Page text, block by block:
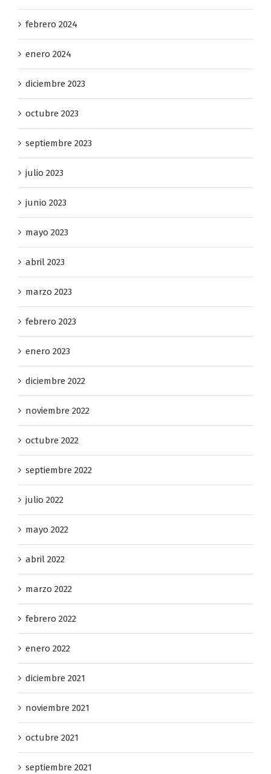
febrero 2024
enero 2024
diciembre 2023
octubre 2023
septiembre 2023
julio 2023
junio 2023
mayo 2023
abril 2023
marzo 2023
febrero 2023
enero 2023
diciembre 2022
noviembre 2022
octubre 2022
septiembre 2022
julio 2022
mayo 2022
abril 2022
marzo 2022
febrero 2022
enero 2022
diciembre 2021
noviembre 2021
octubre 2021
septiembre 2021